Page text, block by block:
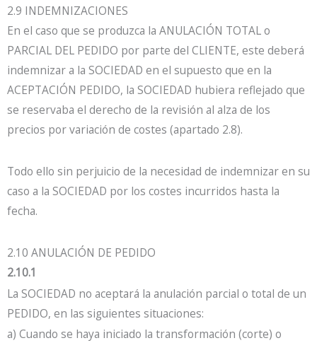
2.9 INDEMNIZACIONES
En el caso que se produzca la ANULACIÓN TOTAL o
PARCIAL DEL PEDIDO por parte del CLIENTE, este deberá
indemnizar a la SOCIEDAD en el supuesto que en la
ACEPTACIÓN PEDIDO, la SOCIEDAD hubiera reflejado que
se reservaba el derecho de la revisión al alza de los
precios por variación de costes (apartado 2.8).
Todo ello sin perjuicio de la necesidad de indemnizar en su
caso a la SOCIEDAD por los costes incurridos hasta la
fecha.
2.10 ANULACIÓN DE PEDIDO
2.10.1
La SOCIEDAD no aceptará la anulación parcial o total de un
PEDIDO, en las siguientes situaciones:
a) Cuando se haya iniciado la transformación (corte) o